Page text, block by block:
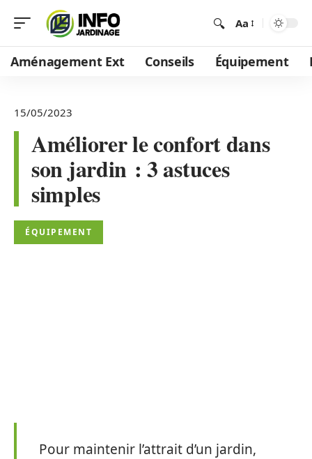
Aa
Aménagement Ext Conseils Équipement
15/05/2023
Améliorer le confort dans
son jardin : 3 astuces
simples
ÉQUIPEMENT
Pour maintenir l’attrait d’un jardin,